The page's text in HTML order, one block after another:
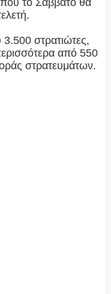
το Σάββατο θα
3.500 στρατιώτες,
από 550
στρατευμάτων.